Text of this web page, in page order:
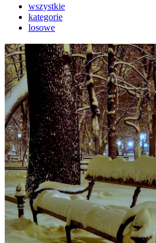
wszystkie
kategorie
losowe